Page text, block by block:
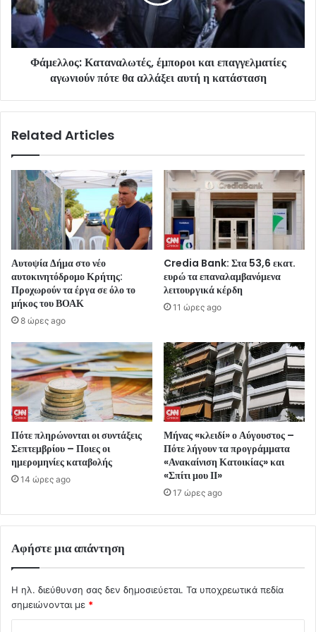
Φάμελλος: Καταναλωτές, έμποροι και επαγγελματίες
αγωνιούν πότε θα αλλάξει αυτή η κατάσταση
Related Articles
Αυτοψία Δήμα στο νέο
αυτοκινητόδρομο Κρήτης:
Προχωρούν τα έργα σε όλο το
μήκος του ΒΟΑΚ
8 ώρες ago
Credia Bank: Στα 53,6 εκατ.
ευρώ τα επαναλαμβανόμενα
λειτουργικά κέρδη
11 ώρες ago
Πότε πληρώνονται οι συντάξεις
Σεπτεμβρίου – Ποιες οι
ημερομηνίες καταβολής
14 ώρες ago
Μήνας «κλειδί» ο Αύγουστος –
Πότε λήγουν τα προγράμματα
«Ανακαίνιση Κατοικίας» και
«Σπίτι μου ΙΙ»
17 ώρες ago
Αφήστε μια απάντηση
Η ηλ. διεύθυνση σας δεν δημοσιεύεται. Τα υποχρεωτικά πεδία
σημειώνονται με *